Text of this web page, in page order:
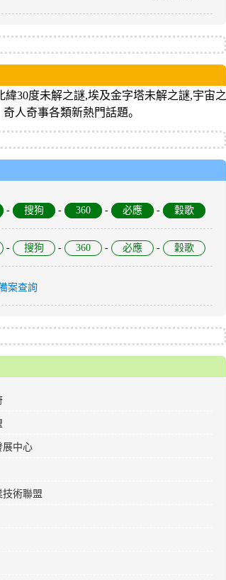
30度未解之謎,埃及金字塔未解之謎,宇宙之
人奇事各類新熱門話題。
- 搜狗 - 360 - 必應 - 穀歌
- 搜狗 - 360 - 必應 - 穀歌
案查詢
展中心
技術聯盟